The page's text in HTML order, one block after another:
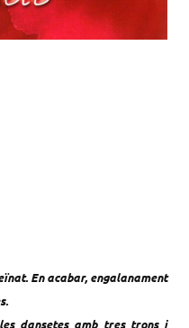
En acabar, engalanament
dansetes amb tres trons i